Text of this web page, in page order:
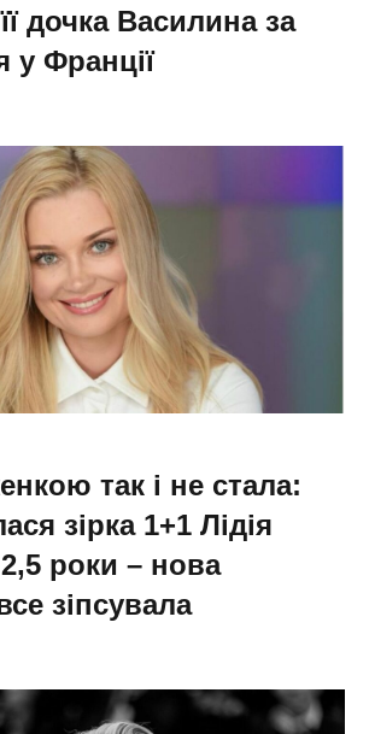
дочка Василина за
у Франції
так і не стала:
зірка 1+1 Лідія
роки – нова
зіпсувала